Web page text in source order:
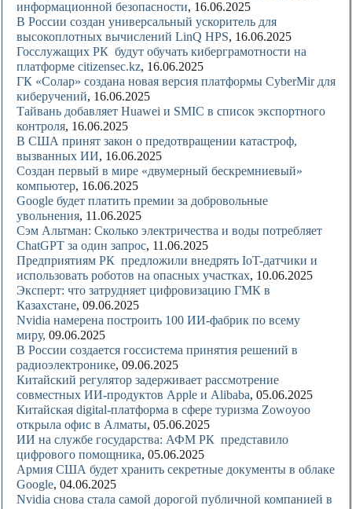
информационной безопасности, 16.06.2025
В России создан универсальный ускоритель для
высокоплотных вычислений LinQ HPS, 16.06.2025
Госслужащих РК будут обучать киберграмотности на
платформе citizensec.kz, 16.06.2025
ГК «Солар» создана новая версия платформы CyberMir для
киберучений, 16.06.2025
Тайвань добавляет Huawei и SMIC в список экспортного
контроля, 16.06.2025
В США принят закон о предотвращении катастроф,
вызванных ИИ, 16.06.2025
Создан первый в мире «двумерный бескремниевый»
компьютер, 16.06.2025
Google будет платить премии за добровольные
увольнения, 11.06.2025
Сэм Альтман: Сколько электричества и воды потребляет
ChatGPT за один запрос, 11.06.2025
Предприятиям РК предложили внедрять IoT-датчики и
использовать роботов на опасных участках, 10.06.2025
Эксперт: что затрудняет цифровизацию ГМК в
Казахстане, 09.06.2025
Nvidia намерена построить 100 ИИ-фабрик по всему
миру, 09.06.2025
В России создается госсистема принятия решений в
радиоэлектронике, 09.06.2025
Китайский регулятор задерживает рассмотрение
совместных ИИ-продуктов Apple и Alibaba, 05.06.2025
Китайская digital-платформа в сфере туризма Zowoyoo
открыла офис в Алматы, 05.06.2025
ИИ на службе государства: АФМ РК представило
цифрового помощника, 05.06.2025
Армия США будет хранить секретные документы в облаке
Google, 04.06.2025
Nvidia снова стала самой дорогой публичной компанией в